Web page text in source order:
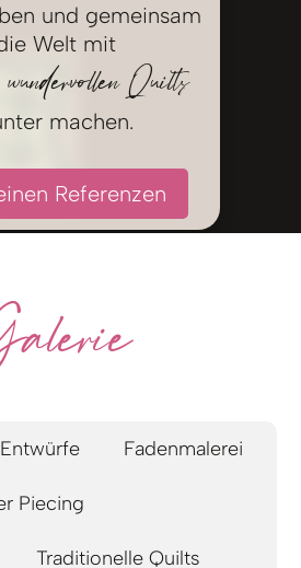
und gemeinsam
Welt mit
wundervollen Quilts
machen.
Referenzen
Fadenmalerei
Piecing
Traditionelle Quilts